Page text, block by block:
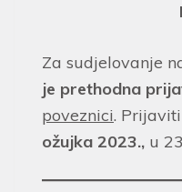
Za sudjelovanje
je prethodna
poveznici.
ožujka 2023., u